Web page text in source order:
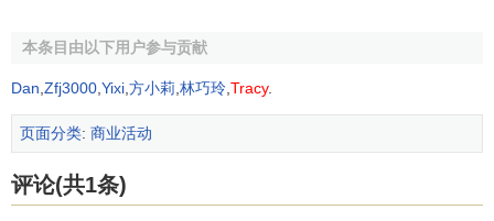
（二）会谈座位的安排。
会谈分为双边会谈与多边会谈。双边会谈通常使用长方
形或椭圆形桌子，多边会谈采用圆形或摆成方形。不论什么
形式，均以面对正门为上座。双边会谈时，宾主相对而坐，
以正门为准，主人占背门一侧，客人面向正门。主谈人各自
本条目由以下用户参与贡献
Dan Zfj3000 Yixi 方小莉 林巧玲 Tracy.
页面分类: 商业活动
评论(共1条)